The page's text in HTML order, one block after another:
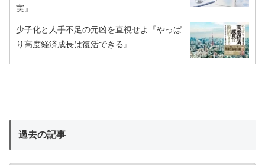
実』
少子化と人手不足の元凶を直視せよ『やっぱ
り高度経済成長は復活できる』
過去の記事